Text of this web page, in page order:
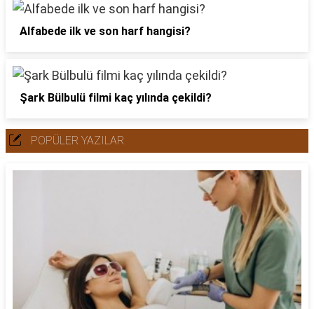
Alfabede ilk ve son harf hangisi?
Şark Bülbulü filmi kaç yılında çekildi?
POPÜLER YAZILAR